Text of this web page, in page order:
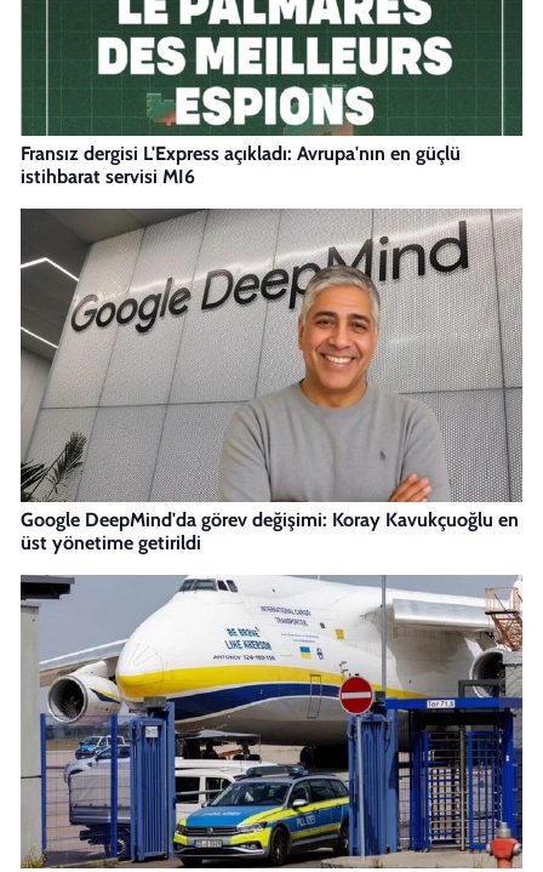
Fransız dergisi L'Express açıkladı: Avrupa'nın en güçlü
istihbarat servisi MI6
Google DeepMind'da görev değişimi: Koray Kavukçuoğlu en
üst yönetime getirildi